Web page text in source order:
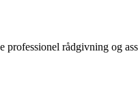
rådgivning og